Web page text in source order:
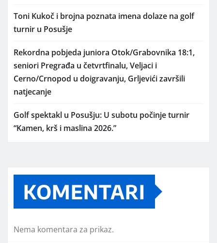
Toni Kukoč i brojna poznata imena dolaze na golf
turnir u Posušje
Rekordna pobjeda juniora Otok/Grabovnika 18:1,
seniori Pregrađa u četvrtfinalu, Veljaci i
Cerno/Crnopod u doigravanju, Grljevići završili
natjecanje
Golf spektakl u Posušju: U subotu počinje turnir
“Kamen, krš i maslina 2026.”
KOMENTARI
Nema komentara za prikaz.